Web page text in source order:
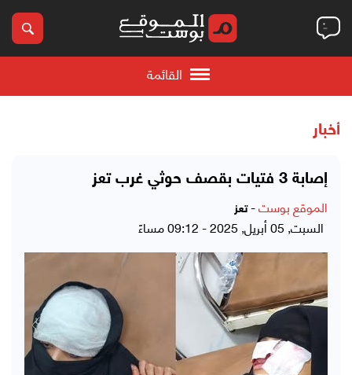
القائمة
أخبار
إصابة 3 فتيات بقصف حوثي غرب تعز
الموقع بوست-تعز
السبت, 05 أبريل, 2025 - 09:12 مساءً